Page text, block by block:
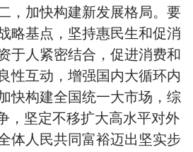
，加快构建新发展格局。要
略基点，坚持惠民生和促消
于人紧密结合，促进消费和
性互动，增强国内大循环内
快构建全国统一大市场，综
，坚定不移扩大高水平对外
体人民共同富裕迈出坚实步